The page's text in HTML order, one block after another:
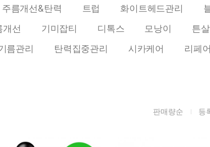
킨/토너/미스
플/에센스/세
미백/화이트닝/
흔적
안티에이징/주
름/탄력
무기자차
히알루론산
병풀/센텔라
판테놀
주름개선&탄력 트럽 화이트헤드관리
개선 기미잡티 디톡스 모낭이 튼살
름관리
탄력집중관리 시카케어 리페
판매량순 등